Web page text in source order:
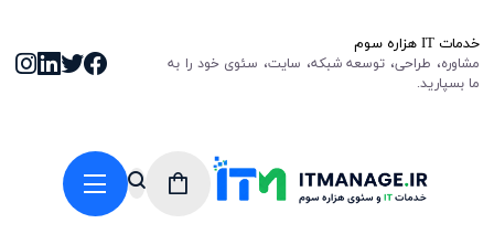
خدمات IT هزاره سوم
مشاوره، طراحی، توسعه شبکه، سایت، سئوی خود را به
ما بسپارید.